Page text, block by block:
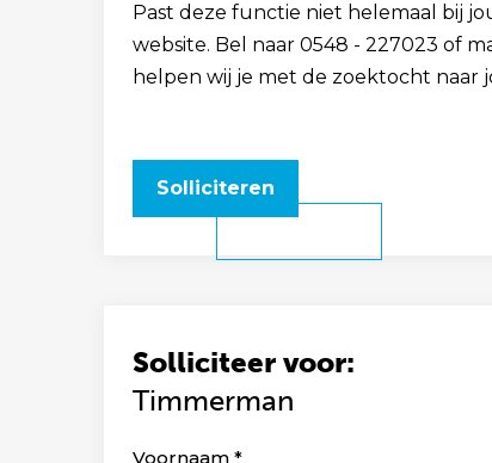
Past deze functie niet helemaal bij
website. Bel naar 0548 - 227023 of
helpen wij je met de zoektocht naar
Solliciteren
Solliciteer voor:
Timmerman
Leave
Voornaam